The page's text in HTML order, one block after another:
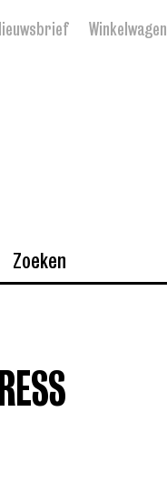
Winkelwagen
Zoeken